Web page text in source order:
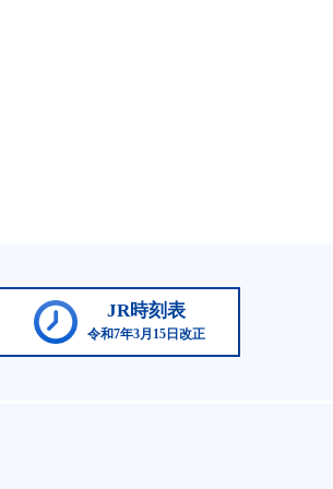
JR時刻表
令和7年3月15日改正